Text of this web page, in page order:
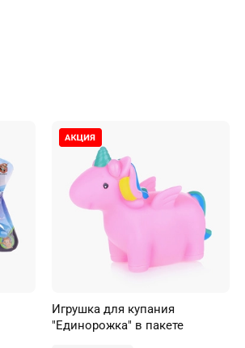
Игрушка для купания
"Единорожка" в пакете